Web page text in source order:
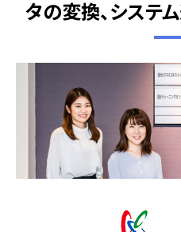
タの変換、システ